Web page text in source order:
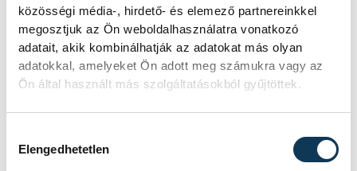
közösségi média-, hirdető- és elemező partnereinkkel
megosztjuk az Ön weboldalhasználatra vonatkozó
adatait, akik kombinálhatják az adatokat más olyan
adatokkal, amelyeket Ön adott meg számukra vagy az
Ön által használt más szolgáltatásokból gyűjtöttek.
Elengedhetetlen
gondoljuk, pedig korántsem az.
Összességében tehát elmondható, hogy a
nők és férfiak szakmai útja eltérő.